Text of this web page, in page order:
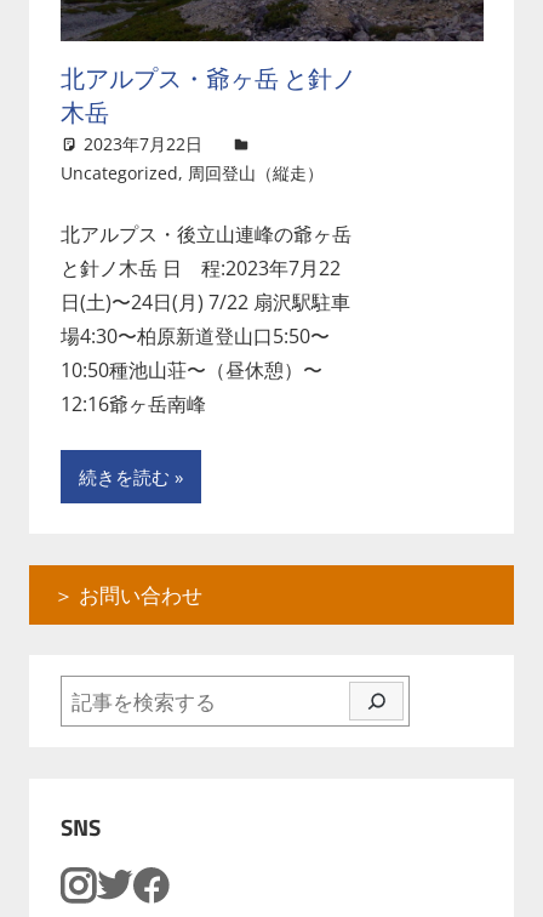
北アルプス・爺ヶ岳 と針ノ
木岳
2023年7月22日
Uncategorized, 周回登山（縦走）
北アルプス・後立山連峰の爺ヶ岳
と針ノ木岳 日 程:2023年7月22
日(土)〜24日(月) 7/22 扇沢駅駐車
場4:30〜柏原新道登山口5:50〜
10:50種池山荘〜（昼休憩）〜
12:16爺ヶ岳南峰
続きを読む
＞ お問い合わせ
検索
SNS